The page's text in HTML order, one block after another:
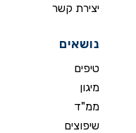
יצירת קשר
נושאים
טיפים
מיגון
ממ"ד
שיפוצים